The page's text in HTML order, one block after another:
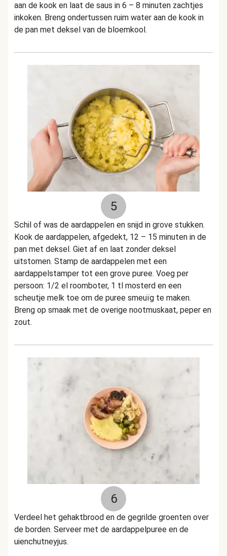
aan de kook en laat de saus in 6 – 8 minuten zachtjes
inkoken. Breng ondertussen ruim water aan de kook in
de pan met deksel van de bloemkool.
5
Schil of was de aardappelen en snijd in grove stukken.
Kook de aardappelen, afgedekt, 12 – 15 minuten in de
pan met deksel. Giet af en laat zonder deksel
uitstomen. Stamp de aardappelen met een
aardappelstamper tot een grove puree. Voeg per
persoon: 1/2 el roomboter, 1 tl mosterd en een
scheutje melk toe om de puree smeuïg te maken.
Breng op smaak met de overige nootmuskaat, peper en
zout.
6
Verdeel het gehaktbrood en de gegrilde groenten over
de borden. Serveer met de aardappelpuree en de
uienchutneyjus.